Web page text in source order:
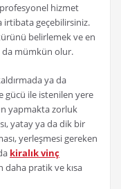
hizmet
irtibata geçebilirsiniz.
belirlemek ve en
mümkün olur.
ya da
gücü ile istenilen yere
yapmakta zorluk
yatay ya da dik bir
yerleşmesi gereken
kiralık vinç
daha pratik ve kısa